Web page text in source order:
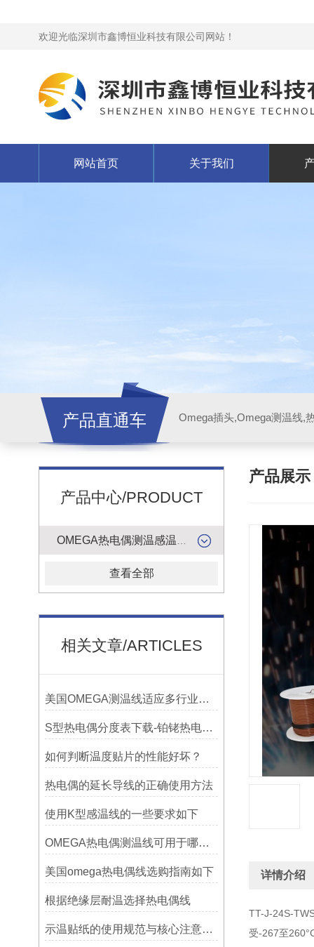
欢迎光临深圳市鑫博恒业科技有限公司网站！
网站首页 关于我们
产品直通车
产品中心/PRODUCT
查看全部
相关文章/ARTICLES
美国OMEGA测温线适应多行业需求
S型热电偶分度表下载-铂铑热电偶分度表
如何判断温度贴片的性能好坏？
热电偶的延长导线的正确使用方法
使用K型感温线的一些要求如下
OMEGA热电偶测温线可用于哪些领域
美国omega热电偶线选购指南如下
根据绝缘层耐温选择热电偶线
示温贴纸的使用规范与核心注意事项解读
产品展示
详情介绍
TT-J-24S-
受-267至